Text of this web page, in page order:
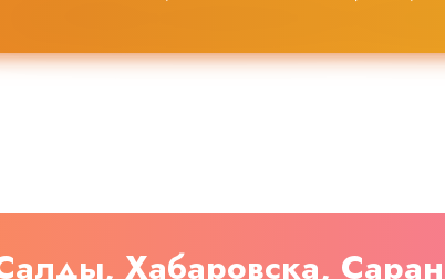
Хабаровска,